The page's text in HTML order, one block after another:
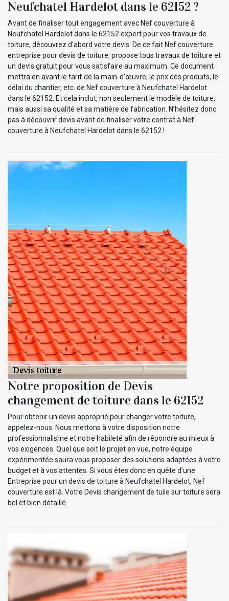
Neufchatel Hardelot dans le 62152 ?
Avant de finaliser tout engagement avec Nef couverture à
Neufchatel Hardelot dans le 62152 expert pour vos travaux de
toiture, découvrez d’abord votre devis. De ce fait Nef couverture
entreprise pour devis de toiture, propose tous travaux de toiture et
un devis gratuit pour vous satisfaire au maximum. Ce document
mettra en avant le tarif de la main-d’œuvre, le prix des produits, le
délai du chantier, etc. de Nef couverture à Neufchatel Hardelot
dans le 62152. Et cela inclut, non seulement le modèle de toiture,
mais aussi sa qualité et sa matière de fabrication. N’hésitez donc
pas à découvrir devis avant de finaliser votre contrat à Nef
couverture à Neufchatel Hardelot dans le 62152 !
Notre proposition de Devis
changement de toiture dans le 62152
Pour obtenir un devis approprié pour changer votre toiture,
appelez-nous. Nous mettons à votre disposition notre
professionnalisme et notre habileté afin de répondre au mieux à
vos exigences. Quel que soit le projet en vue, notre équipe
expérimentée saura vous proposer des solutions adaptées à votre
budget et à vos attentes. Si vous êtes donc en quête d’une
Entreprise pour un devis de toiture à Neufchatel Hardelot, Nef
couverture est là. Votre Devis changement de tuile sur toiture sera
bel et bien détaillé.